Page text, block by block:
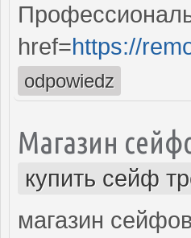
href=https://
odpowiedz
Магазин
купить сейф
магазин